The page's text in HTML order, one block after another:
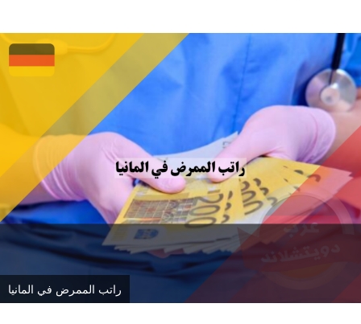
راتب الممرض في المانيا